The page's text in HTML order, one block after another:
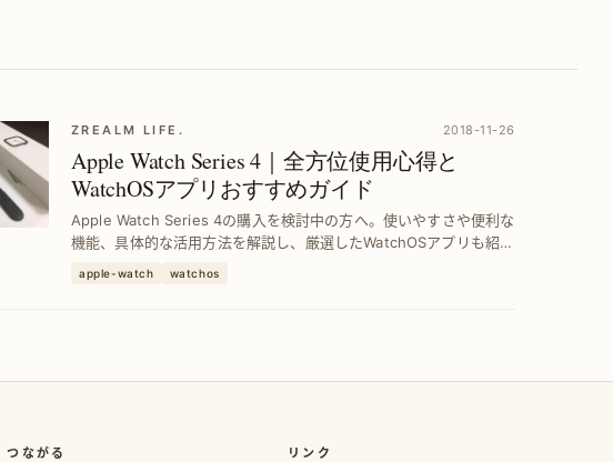
ZREALM LIFE. 2018-11-26
Apple Watch Series 4｜全方位使用心得と
WatchOSアプリおすすめガイド
Apple Watch Series 4の購入を検討中の方へ。使いやすさや便利な
機能、具体的な活用方法を解説し、厳選したWatchOSアプリも紹
apple-watch watchos
つながる リンク